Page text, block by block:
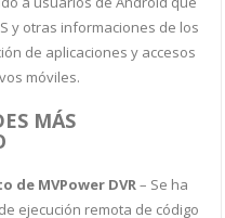
y otras informaciones de los
de aplicaciones y accesos
móviles.
MÁS
de MVPower DVR– Se ha
ejecución remota de código